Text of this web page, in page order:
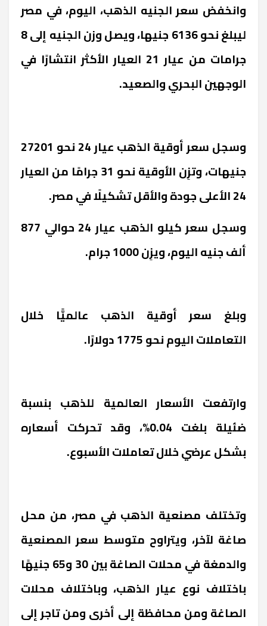
وانخفض سعر الجنيه الذهب، اليوم، في مصر
ليبلغ نحو 6136 جنيها، ويصل وزن الجنيه إلى 8
جرامات من عيار 21 العيار الأكثر انتشارًا في
الوجهين البحري والصعيد.
وسجل سعر أوقية الذهب عيار 24 نحو 27201
جنيهات، وتزِن الأوقية نحو 31 جرامًا من العيار
24 الأعلى جودة والأقل تشكيلًا في مصر.
وسجل سعر كيلو الذهب عيار 24 حوالي 877
ألف جنيه اليوم، ويزِن 1000 جرام.
وبلغ سعر أوقية الذهب عالميًّا خلال
التعاملات اليوم نحو 1775 دولارًا.
وارتفعت الأسعار العالمية للذهب بنسبة
ضئيلة بلغت 0.04%، وقد تحركت أسعاره
بشكل عرضي خلال تعاملات الأسبوع.
وتختلف مصنعية الذهب في مصر، من محل
صاغة لآخر، ويتراوح متوسط سعر المصنعية
والدمغة في محلات الصاغة بين 30 و65 جنيهًا
باختلاف نوع عيار الذهب، وباختلاف محلات
الصاغة ومن محافظة إلى أخرى ومن تاجر إلى